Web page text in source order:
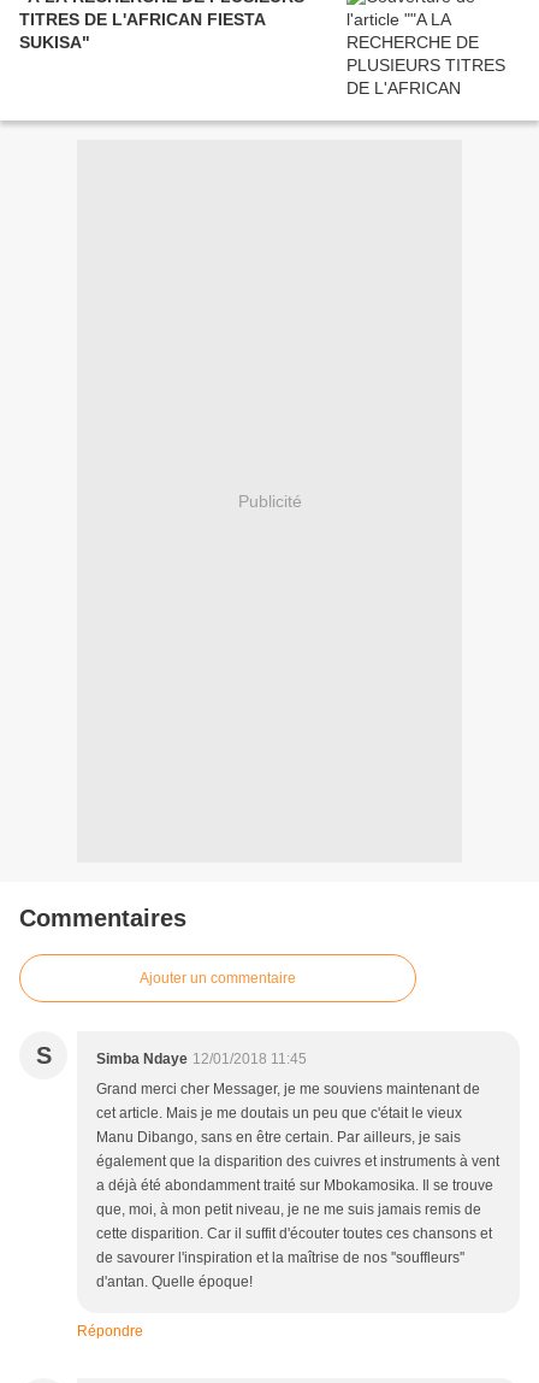
TITRES DE L'AFRICAN FIESTA
SUKISA"
Publicité
Commentaires
Ajouter un commentaire
S Simba Ndaye 12/01/2018 11:45
Grand merci cher Messager, je me souviens maintenant de
cet article. Mais je me doutais un peu que c'était le vieux
Manu Dibango, sans en être certain. Par ailleurs, je sais
également que la disparition des cuivres et instruments à vent
a déjà été abondamment traité sur Mbokamosika. Il se trouve
que, moi, à mon petit niveau, je ne me suis jamais remis de
cette disparition. Car il suffit d'écouter toutes ces chansons et
de savourer l'inspiration et la maîtrise de nos ''souffleurs''
d'antan. Quelle époque!
Répondre